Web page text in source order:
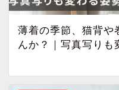
薄着の季節、猫背や
んか？｜写真写りも